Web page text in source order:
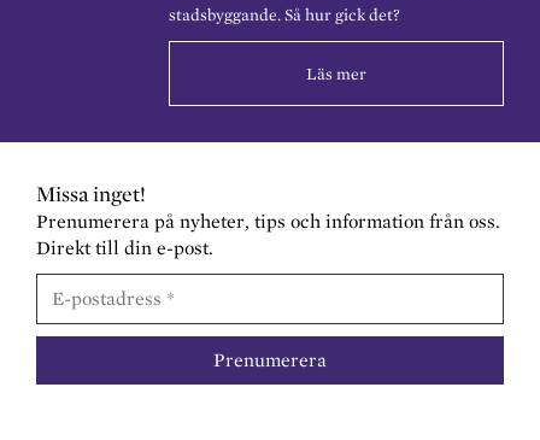
Missa inget!
Prenumerera på nyheter, tips och information från oss.
Direkt till din e-post.
stadsbyggande. Så hur gick det?
Läs mer